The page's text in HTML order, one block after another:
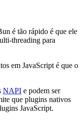
é tão rápido é que ele
threading para
em JavaScript é que o
NAPI e podem ser
que plugins nativos
JavaScript.